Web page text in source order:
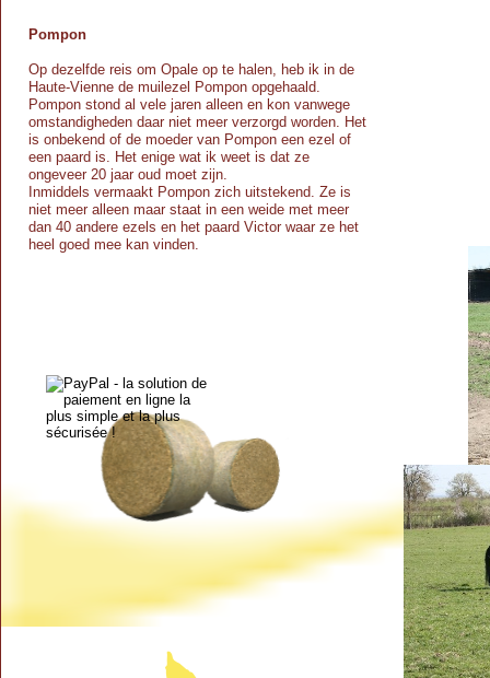
Pompon
Op dezelfde reis om Opale op te halen, heb ik in de
Haute-Vienne de muilezel Pompon opgehaald.
Pompon stond al vele jaren alleen en kon vanwege
omstandigheden daar niet meer verzorgd worden. Het
is onbekend of de moeder van Pompon een ezel of
een paard is. Het enige wat ik weet is dat ze
ongeveer 20 jaar oud moet zijn.
Inmiddels vermaakt Pompon zich uitstekend. Ze is
niet meer alleen maar staat in een weide met meer
dan 40 andere ezels en het paard Victor waar ze het
heel goed mee kan vinden.